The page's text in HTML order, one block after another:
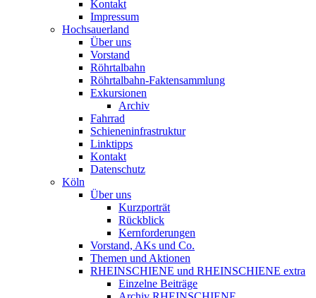
Kontakt
Impressum
Hochsauerland
Über uns
Vorstand
Röhrtalbahn
Röhrtalbahn-Faktensammlung
Exkursionen
Archiv
Fahrrad
Schieneninfrastruktur
Linktipps
Kontakt
Datenschutz
Köln
Über uns
Kurzporträt
Rückblick
Kernforderungen
Vorstand, AKs und Co.
Themen und Aktionen
RHEINSCHIENE und RHEINSCHIENE extra
Einzelne Beiträge